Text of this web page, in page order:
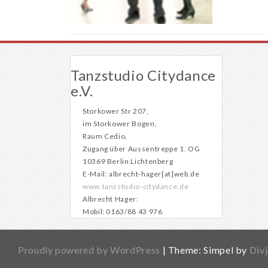
Tanzstudio Citydance
e.V.
Storkower Str 207,
im Storkower Bogen,
Raum Cedio,
Zugang über Aussentreppe 1. OG
10369 Berlin Lichtenberg
E-Mail: albrecht-hager[at]web.de
www.tanzstudio-citydance.de
Albrecht Hager:
Mobil: 0163/88 43 976
Proudly powered by WordPress | Theme: Simpel by